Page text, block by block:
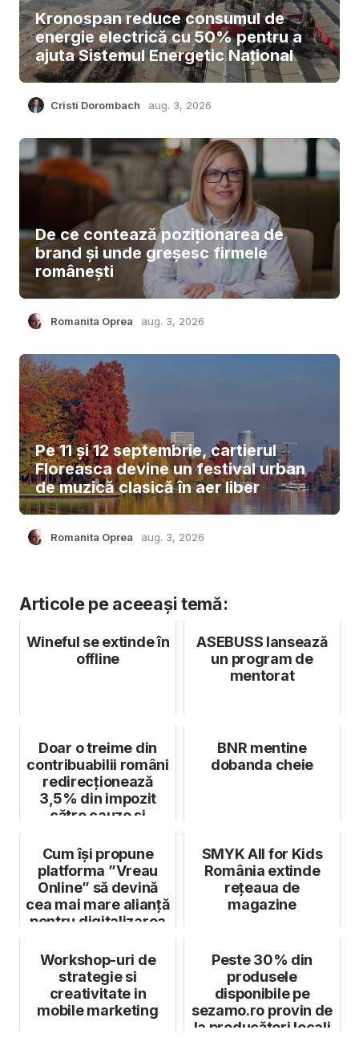
Kronospan reduce consumul de
energie electrică cu 50% pentru a
ajuta Sistemul Energetic Național
Cristi Dorombach aug. 3, 2026
De ce contează poziționarea de
brand și unde greșesc firmele
românești
Romanita Oprea aug. 3, 2026
Pe 11 și 12 septembrie, cartierul
Floreasca devine un festival urban
de muzică clasică în aer liber
Romanita Oprea aug. 3, 2026
Articole pe aceeași temă:
Wineful se extinde în
offline
ASEBUSS lansează
un program de
mentorat
Doar o treime din
contribuabilii români
redirecționează
3,5% din impozit
către cauze și
BNR mentine
dobanda cheie
Cum își propune
platforma ”Vreau
Online” să devină
cea mai mare alianță
pentru digitalizarea
SMYK All for Kids
România extinde
rețeaua de
magazine
Workshop-uri de
strategie si
creativitate in
mobile marketing
Peste 30% din
produsele
disponibile pe
sezamo.ro provin de
la producători locali